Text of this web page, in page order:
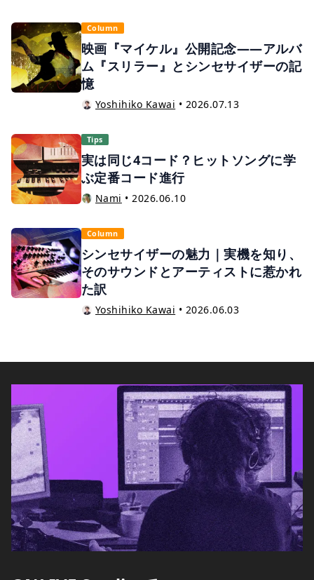
Column
映画『マイケル』公開記念——アルバ
ム『スリラー』とシンセサイザーの記
憶
Yoshihiko Kawai • 2026.07.13
Tips
実は同じ4コード？ヒットソングに学
ぶ定番コード進行
Nami •2026.06.10
Column
シンセサイザーの魅力｜実機を知り、
そのサウンドとアーティストに惹かれ
た訳
Yoshihiko Kawai • 2026.06.03